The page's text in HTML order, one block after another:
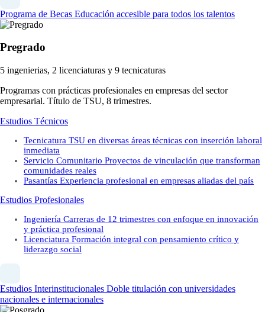
Programa de Becas Educación accesible para todos los talentos
Pregrado
5 ingenierias, 2 licenciaturas y 9 tecnicaturas
Programas con prácticas profesionales en empresas del sector
empresarial. Título de TSU, 8 trimestres.
Estudios Técnicos
Tecnicatura TSU en diversas áreas técnicas con inserción laboral
inmediata
Servicio Comunitario Proyectos de vinculación que transforman
comunidades reales
Pasantías Experiencia profesional en empresas aliadas del país
Estudios Profesionales
Ingeniería Carreras de 12 trimestres con enfoque en innovación
y práctica profesional
Licenciatura Formación integral con pensamiento crítico y
liderazgo social
Estudios Interinstitucionales Doble titulación con universidades
nacionales e internacionales